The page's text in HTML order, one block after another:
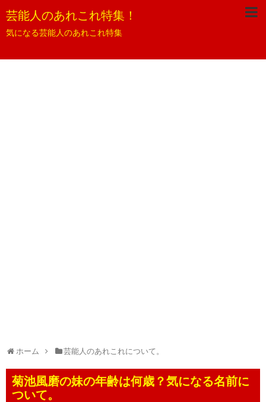
芸能人のあれこれ特集！
気になる芸能人のあれこれ特集
ホーム 芸能人のあれこれについて。
菊池風磨の妹の年齢は何歳？気になる名前に
ついて。